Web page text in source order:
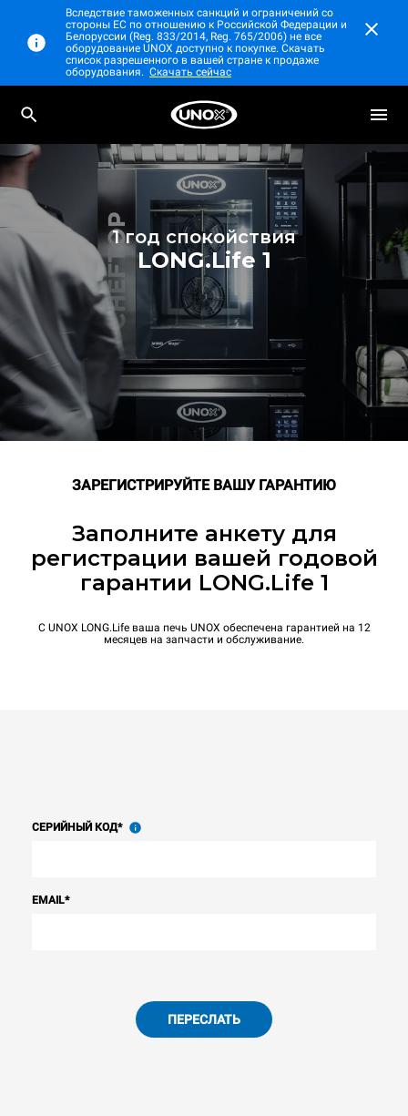
Вследствие таможенных санкций и ограничений со
стороны ЕС по отношению к Российской Федерации и
Белоруссии (Reg. 833/2014, Reg. 765/2006) не все
оборудование UNOX доступно к покупке. Скачать
список разрешенного в вашей стране к продаже
оборудования. Скачать сейчас
1 год спокойствия
LONG.Life 1
ЗАРЕГИСТРИРУЙТЕ ВАШУ ГАРАНТИЮ
Заполните анкету для
регистрации вашей годовой
гарантии LONG.Life 1
С UNOX LONG.Life ваша печь UNOX обеспечена гарантией на 12
месяцев на запчасти и обслуживание.
СЕРИЙНЫЙ КОД*
EMAIL*
ПЕРЕСЛАТЬ